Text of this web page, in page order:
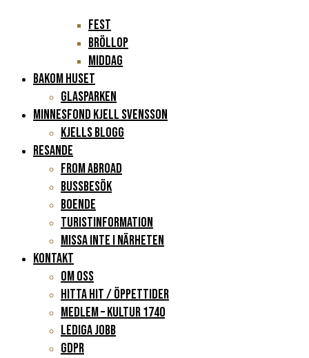
Fest
Bröllop
Middag
BAKOM HUSET
Glasparken
Minnesfond Kjell Svensson
KJELLS BLOGG
RESANDE
FROM ABROAD
Bussbesök
Boende
Turistinformation
Missa inte i närheten
KONTAKT
Om oss
Hitta hit / Öppettider
Medlem – Kultur 1740
Lediga jobb
GDPR